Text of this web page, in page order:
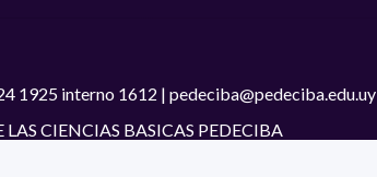
1925 interno 1612 | pedeciba@pedeciba.edu.uy
CIENCIAS BASICAS PEDECIBA